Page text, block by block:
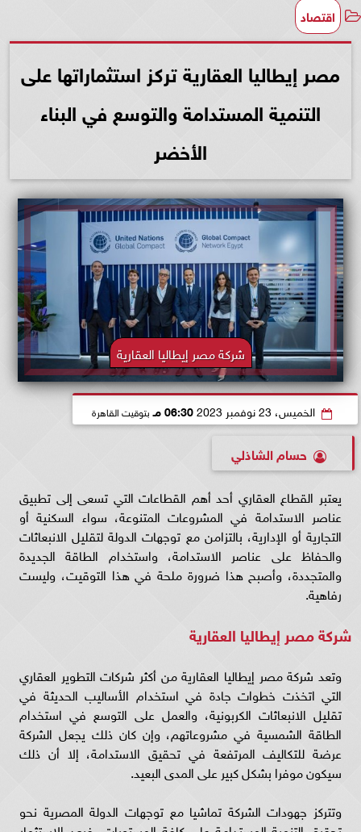
اقتصاد
مصر إيطاليا العقارية تركز استثماراتها على
التنمية المستدامة والتوسع في البناء
الأخضر
شركة مصر إيطاليا العقارية
الخميس، 23 نوفمبر 2023 06:30 مـ بتوقيت القاهرة
حسام الشاذلي
يعتبر القطاع العقاري أحد أهم القطاعات التي تسعى إلى تطبيق
عناصر الاستدامة في المشروعات المتنوعة، سواء السكنية أو
التجارية أو الإدارية، بالتزامن مع توجهات الدولة لتقليل الانبعاثات
والحفاظ على عناصر الاستدامة، واستخدام الطاقة الجديدة
والمتجددة، وأصبح هذا ضرورة ملحة في هذا التوقيت، وليست
رفاهية.
شركة مصر إيطاليا العقارية
وتعد شركة مصر إيطاليا العقارية من أكثر شركات التطوير العقاري
التي اتخذت خطوات جادة في استخدام الأساليب الحديثة في
تقليل الانبعاثات الكربونية، والعمل على التوسع في استخدام
الطاقة الشمسية في مشروعاتهم، وإن كان ذلك يجعل الشركة
عرضة للتكاليف المرتفعة في تحقيق الاستدامة، إلا أن ذلك
سيكون موفرا بشكل كبير على المدى البعيد.
وتتركز جهودات الشركة تماشيا مع توجهات الدولة المصرية نحو